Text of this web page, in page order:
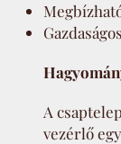
A
vezérlő